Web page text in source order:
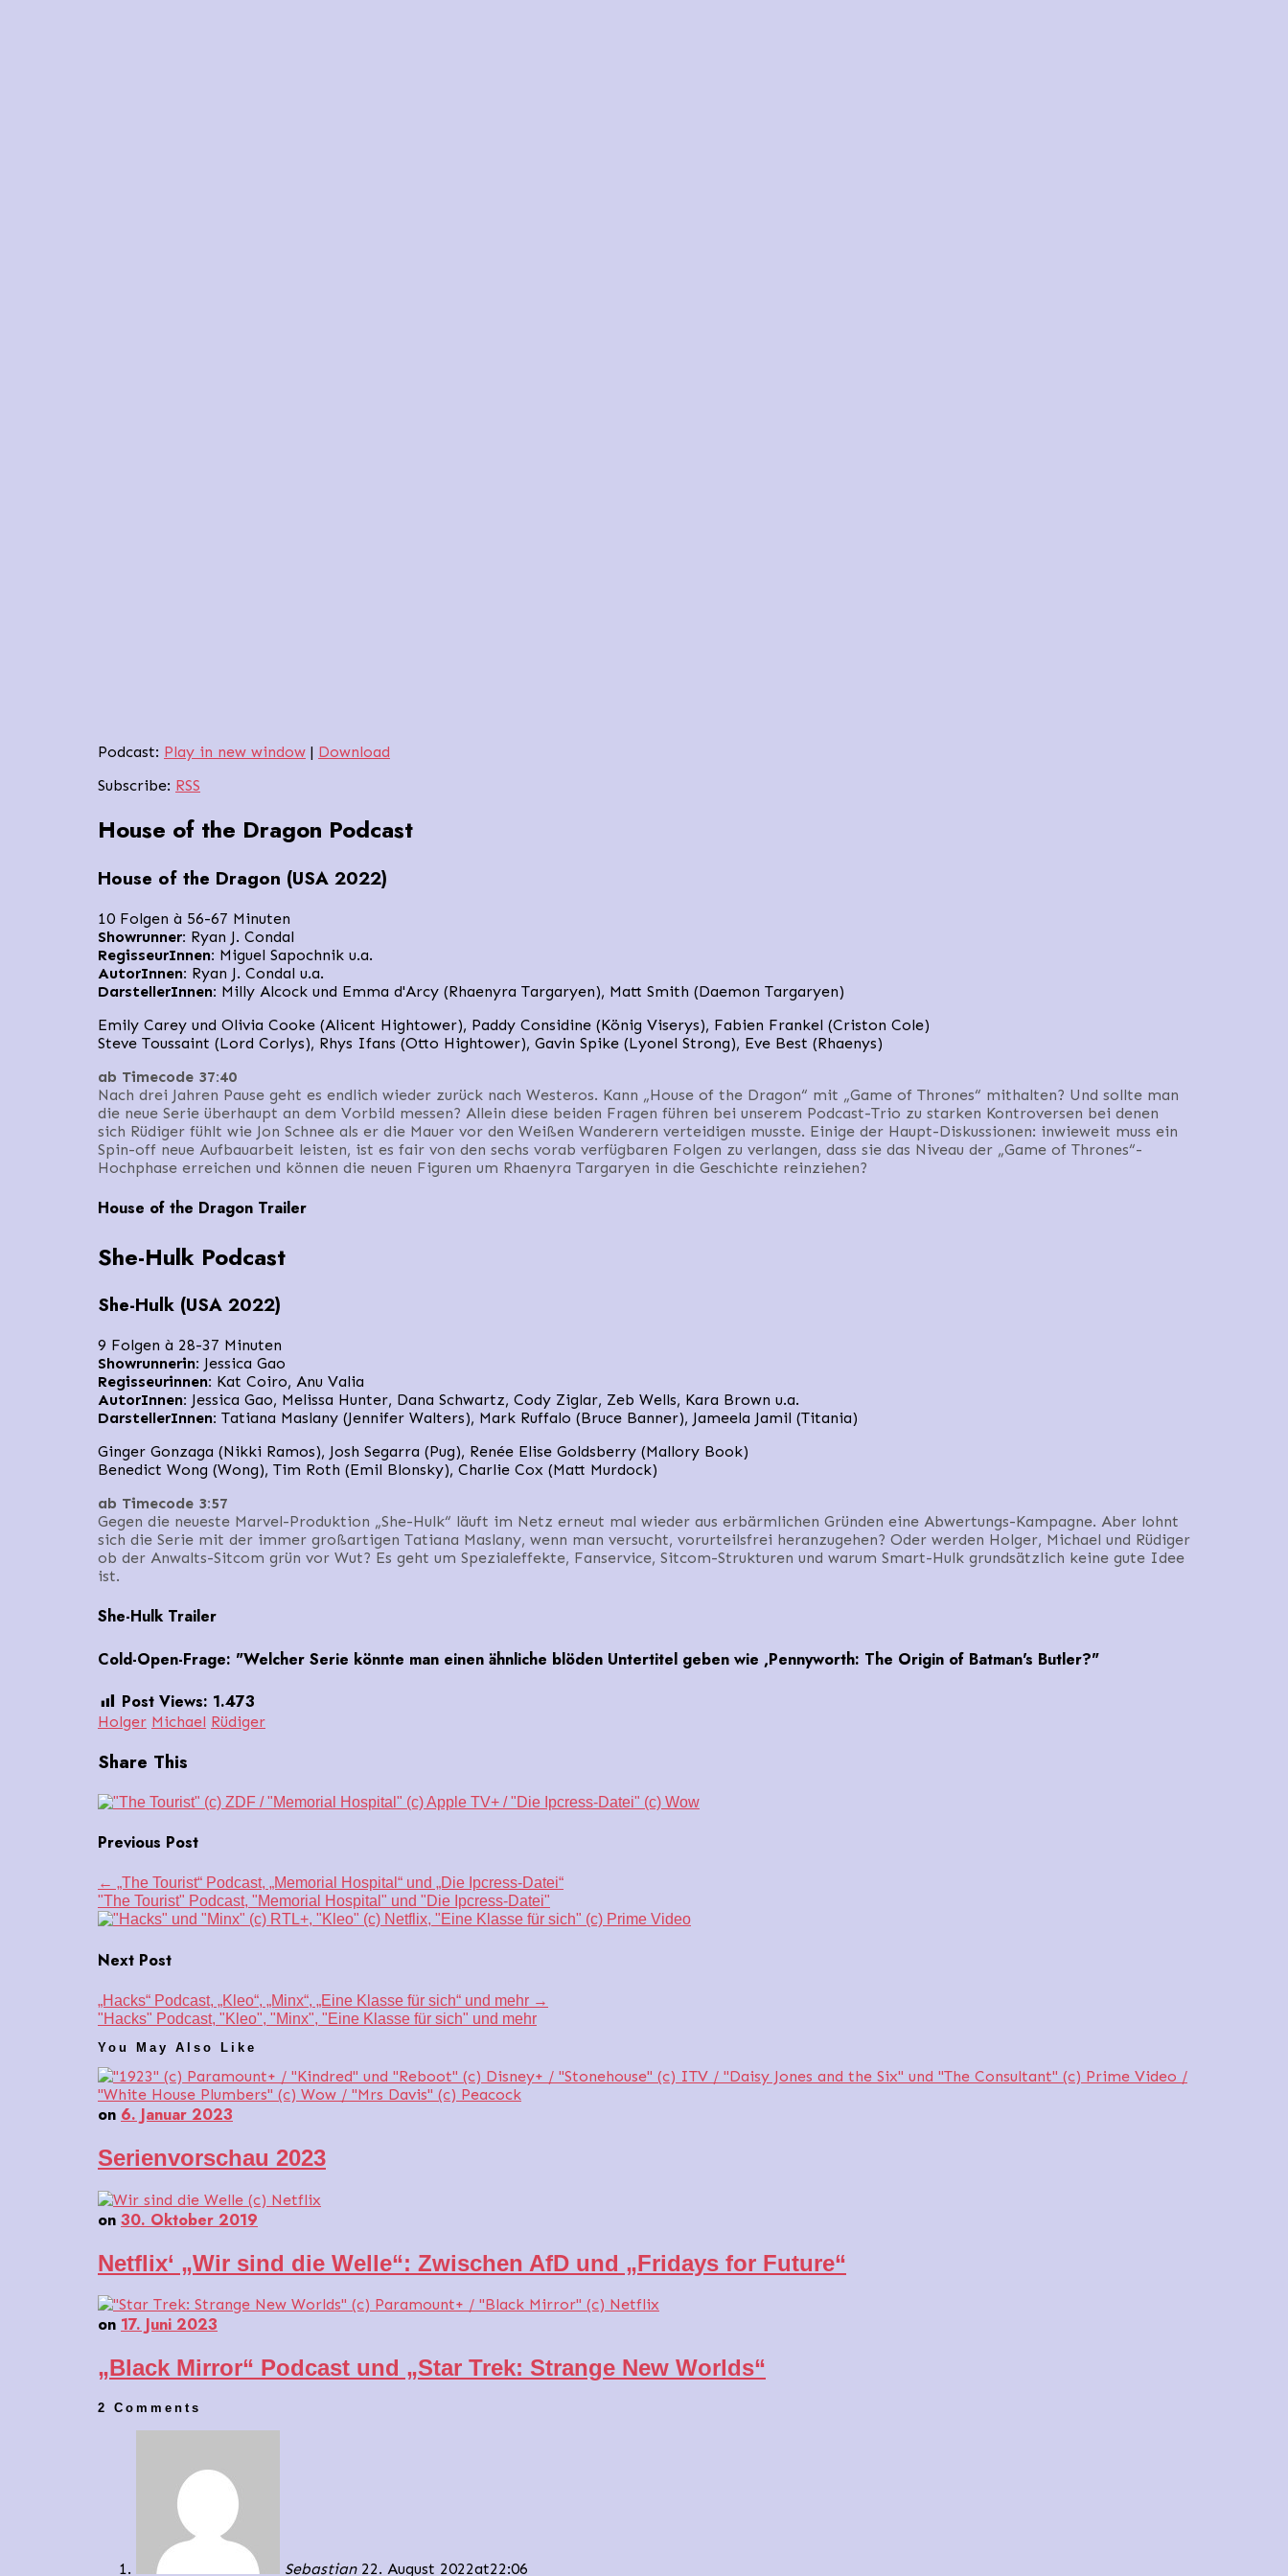
Podcast: Play in new window | Download
Subscribe: RSS
House of the Dragon Podcast
House of the Dragon (USA 2022)
10 Folgen à 56-67 Minuten
Showrunner: Ryan J. Condal
RegisseurInnen: Miguel Sapochnik u.a.
AutorInnen: Ryan J. Condal u.a.
DarstellerInnen: Milly Alcock und Emma d'Arcy (Rhaenyra Targaryen), Matt Smith (Daemon Targaryen)
Emily Carey und Olivia Cooke (Alicent Hightower), Paddy Considine (König Viserys), Fabien Frankel (Criston Cole)
Steve Toussaint (Lord Corlys), Rhys Ifans (Otto Hightower), Gavin Spike (Lyonel Strong), Eve Best (Rhaenys)
ab Timecode 37:40
Nach drei Jahren Pause geht es endlich wieder zurück nach Westeros. Kann „House of the Dragon“ mit „Game of Thrones“ mithalten? Und sollte man
die neue Serie überhaupt an dem Vorbild messen? Allein diese beiden Fragen führen bei unserem Podcast-Trio zu starken Kontroversen bei denen
sich Rüdiger fühlt wie Jon Schnee als er die Mauer vor den Weißen Wanderern verteidigen musste. Einige der Haupt-Diskussionen: inwieweit muss ein
Spin-off neue Aufbauarbeit leisten, ist es fair von den sechs vorab verfügbaren Folgen zu verlangen, dass sie das Niveau der „Game of Thrones“-
Hochphase erreichen und können die neuen Figuren um Rhaenyra Targaryen in die Geschichte reinziehen?
House of the Dragon Trailer
She-Hulk Podcast
She-Hulk (USA 2022)
9 Folgen à 28-37 Minuten
Showrunnerin: Jessica Gao
Regisseurinnen: Kat Coiro, Anu Valia
AutorInnen: Jessica Gao, Melissa Hunter, Dana Schwartz, Cody Ziglar, Zeb Wells, Kara Brown u.a.
DarstellerInnen: Tatiana Maslany (Jennifer Walters), Mark Ruffalo (Bruce Banner), Jameela Jamil (Titania)
Ginger Gonzaga (Nikki Ramos), Josh Segarra (Pug), Renée Elise Goldsberry (Mallory Book)
Benedict Wong (Wong), Tim Roth (Emil Blonsky), Charlie Cox (Matt Murdock)
ab Timecode 3:57
Gegen die neueste Marvel-Produktion „She-Hulk“ läuft im Netz erneut mal wieder aus erbärmlichen Gründen eine Abwertungs-Kampagne. Aber lohnt
sich die Serie mit der immer großartigen Tatiana Maslany, wenn man versucht, vorurteilsfrei heranzugehen? Oder werden Holger, Michael und Rüdiger
ob der Anwalts-Sitcom grün vor Wut? Es geht um Spezialeffekte, Fanservice, Sitcom-Strukturen und warum Smart-Hulk grundsätzlich keine gute Idee
ist.
She-Hulk Trailer
Cold-Open-Frage: "Welcher Serie könnte man einen ähnliche blöden Untertitel geben wie ,Pennyworth: The Origin of Batman's Butler?"
Post Views: 1.473
Holger Michael Rüdiger
Share This
Previous Post
← „The Tourist“ Podcast, „Memorial Hospital“ und „Die Ipcress-Datei“
"The Tourist" Podcast, "Memorial Hospital" und "Die Ipcress-Datei"
Next Post
„Hacks“ Podcast, „Kleo“, „Minx“, „Eine Klasse für sich“ und mehr →
"Hacks" Podcast, "Kleo", "Minx", "Eine Klasse für sich" und mehr
You May Also Like
on 6. Januar 2023
Serienvorschau 2023
on 30. Oktober 2019
Netflix‘ „Wir sind die Welle“: Zwischen AfD und „Fridays for Future“
on 17. Juni 2023
„Black Mirror“ Podcast und „Star Trek: Strange New Worlds“
2 Comments
Sebastian 22. August 2022at22:06